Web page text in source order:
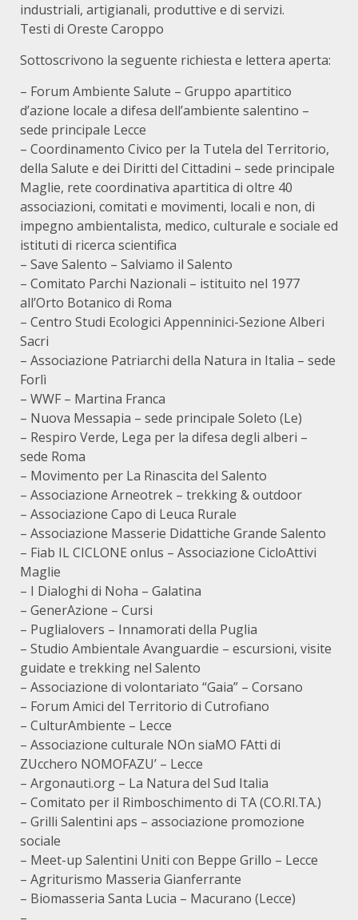
industriali, artigianali, produttive e di servizi.
Testi di Oreste Caroppo
Sottoscrivono la seguente richiesta e lettera aperta:
– Forum Ambiente Salute – Gruppo apartitico
d’azione locale a difesa dell’ambiente salentino –
sede principale Lecce
– Coordinamento Civico per la Tutela del Territorio,
della Salute e dei Diritti del Cittadini – sede principale
Maglie, rete coordinativa apartitica di oltre 40
associazioni, comitati e movimenti, locali e non, di
impegno ambientalista, medico, culturale e sociale ed
istituti di ricerca scientifica
– Save Salento – Salviamo il Salento
– Comitato Parchi Nazionali – istituito nel 1977
all’Orto Botanico di Roma
– Centro Studi Ecologici Appenninici-Sezione Alberi
Sacri
– Associazione Patriarchi della Natura in Italia – sede
Forlì
– WWF – Martina Franca
– Nuova Messapia – sede principale Soleto (Le)
– Respiro Verde, Lega per la difesa degli alberi –
sede Roma
– Movimento per La Rinascita del Salento
– Associazione Arneotrek – trekking & outdoor
– Associazione Capo di Leuca Rurale
– Associazione Masserie Didattiche Grande Salento
– Fiab IL CICLONE onlus – Associazione CicloAttivi
Maglie
– I Dialoghi di Noha – Galatina
– GenerAzione – Cursi
– Puglialovers – Innamorati della Puglia
– Studio Ambientale Avanguardie – escursioni, visite
guidate e trekking nel Salento
– Associazione di volontariato “Gaia” – Corsano
– Forum Amici del Territorio di Cutrofiano
– CulturAmbiente – Lecce
– Associazione culturale NOn siaMO FAtti di
ZUcchero NOMOFAZU’ – Lecce
– Argonauti.org – La Natura del Sud Italia
– Comitato per il Rimboschimento di TA (CO.RI.TA.)
– Grilli Salentini aps – associazione promozione
sociale
– Meet-up Salentini Uniti con Beppe Grillo – Lecce
– Agriturismo Masseria Gianferrante
– Biomasseria Santa Lucia – Macurano (Lecce)